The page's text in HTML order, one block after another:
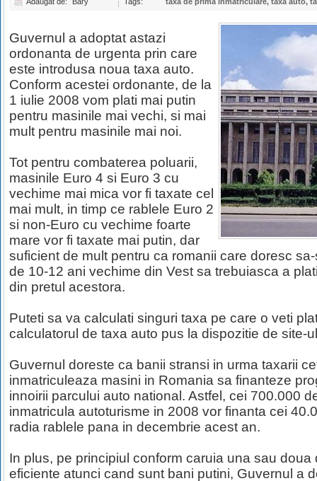
Guvernul a adoptat astazi
ordonanta de urgenta prin care
este introdusa noua taxa auto.
Conform acestei ordonante, de la
1 iulie 2008 vom plati mai putin
pentru masinile mai vechi, si mai
mult pentru masinile mai noi.
Tot pentru combaterea poluarii,
masinile Euro 4 si Euro 3 cu
vechime mai mica vor fi taxate cel
mai mult, in timp ce rablele Euro 2
si non-Euro cu vechime foarte
mare vor fi taxate mai putin, dar
suficient de mult pentru ca romanii care doresc
de 10-12 ani vechime din Vest sa trebuiasca a
din pretul acestora.
Puteti sa va calculati singuri taxa pe care o veti
calculatorul de taxa auto pus la dispozitie de site-
Guvernul doreste ca banii stransi in urma taxarii
inmatriculeaza masini in Romania sa finanteze
innoirii parcului auto national. Astfel, cei 700.000
inmatricula autoturisme in 2008 vor finanta cei
radia rablele pana in decembrie acest an.
In plus, pe principiul conform caruia una sau
eficiente atunci cand sunt bani putini, Guvernul a